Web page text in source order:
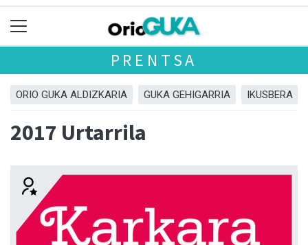
PRENTSA
ORIO GUKA ALDIZKARIA GUKA GEHIGARRIA IKUSBERA
2017 Urtarrila